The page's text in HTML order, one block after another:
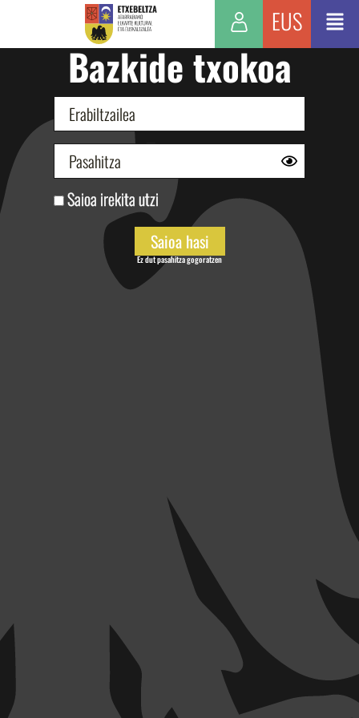
EUS
Bazkide txokoa
Saioa irekita utzi
Ez dut pasahitza gogoratzen